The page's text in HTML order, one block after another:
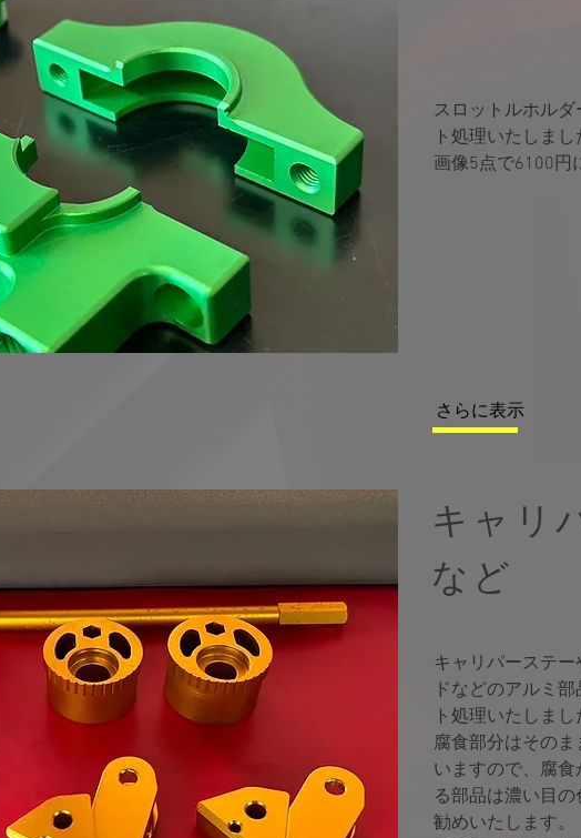
スロットルホルダ
ト処理いたしまし
画像5点で6100円
さらに表示
キャリ
など
キャリパーステー
ドなどのアルミ
ト処理いたしまし
腐食部分はそのま
いますので、腐
る部品は濃い目
勧めいたします。